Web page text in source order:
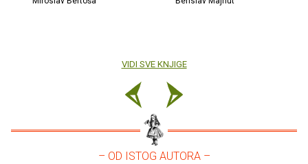
VIDI SVE KNJIGE
– OD ISTOG AUTORA –